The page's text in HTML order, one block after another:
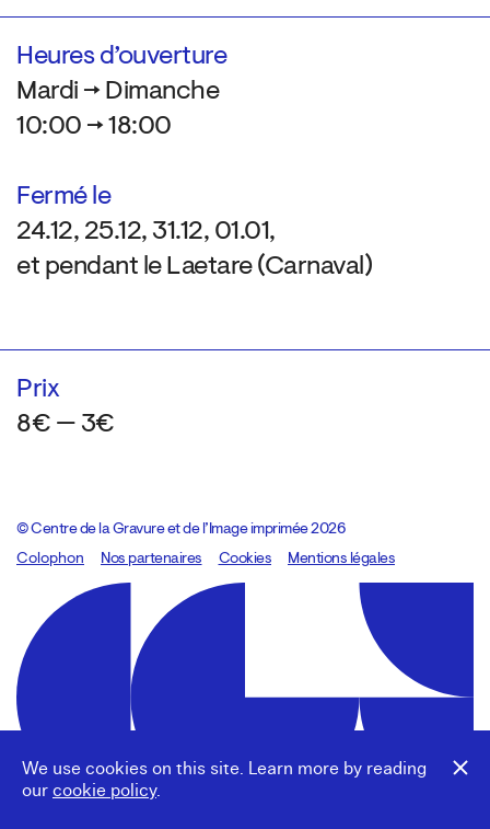
We use cookies on this site. Learn more by reading
our cookie policy.
Heures d’ouverture
Mardi → Dimanche
10:00 → 18:00
Fermé le
24.12, 25.12, 31.12, 01.01,
et pendant le Laetare (Carnaval)
Prix
8€ — 3€
© Centre de la Gravure et de l’Image imprimée 2026
Colophon
Design:Marcel Kaczmarek, code:8080.studio
Nos partenaires Cookies Mentions légales